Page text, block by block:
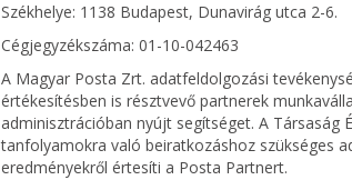
Székhelye: 1138 Budapest, Dunavirág utca 2-6.
Cégjegyzékszáma: 01-10-042463
A Magyar Posta Zrt. adatfeldolgozási
értékesítésben is résztvevő partnerek
adminisztrációban nyújt segítséget. A Társaság
tanfolyamokra való beiratkozáshoz szükséges
eredményekről értesíti a Posta Partnert.